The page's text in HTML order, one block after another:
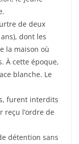
de deux
dont les
la maison où
À cette époque,
blanche. Le
furent interdits
reçu l’ordre de
détention sans